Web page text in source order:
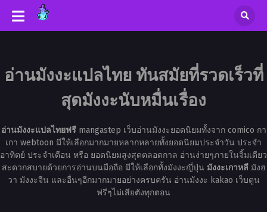
อ่านมังงะแปลไทย ทันสมัยที่รวดเร็วที่
สุดมังงะนับหมื่นเรื่อง
อ่านมังงะแปลไทยฟรีmangastep เว็บอ่านมังงะยอดนิยมทั้งจาก comico กา
เกา webtoon มีให้เลือกมากมายหลากหลายทั้งยอดนิยมประจำวัน ประจำ
อาทิตย์ ประจำเดือน หรือ ยอดนิยมสูงสุดตลอดกาล อ่านง่ายๆภายในจิ้มเดียว
สะดวกสบายด้วยการอ่านบนมือถือ มีให้เลือกทั้งมังงะญี่ปุ่น มังงะเกาหลีมังฮ
วา มังงะจีน และอื่นๆอีกมากมายอย่างครบครัน อ่านมังงะ kakao เว็บตูน
ฟรีๆไม่เสียตังทุกตอน